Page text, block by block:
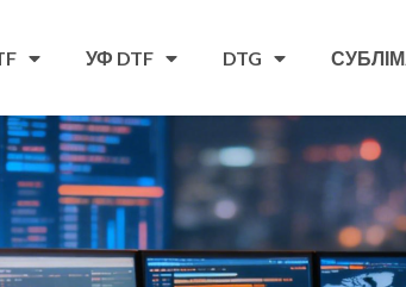
УФ DTF DTG